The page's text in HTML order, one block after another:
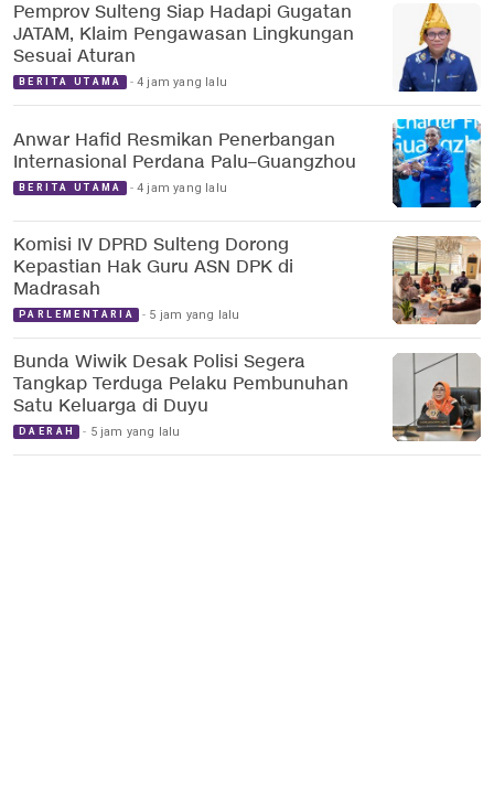
Pemprov Sulteng Siap Hadapi Gugatan
JATAM, Klaim Pengawasan Lingkungan
Sesuai Aturan
BERITA UTAMA 4 jam yang lalu
Anwar Hafid Resmikan Penerbangan
Internasional Perdana Palu–Guangzhou
BERITA UTAMA 4 jam yang lalu
Komisi IV DPRD Sulteng Dorong
Kepastian Hak Guru ASN DPK di
Madrasah
PARLEMENTARIA 5 jam yang lalu
Bunda Wiwik Desak Polisi Segera
Tangkap Terduga Pelaku Pembunuhan
Satu Keluarga di Duyu
DAERAH 5 jam yang lalu